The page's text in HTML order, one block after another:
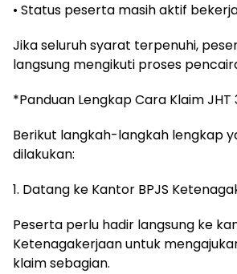
• Status peserta masih aktif
Jika seluruh syarat terpenuhi,
langsung mengikuti proses
*Panduan Lengkap Cara Klaim JHT
Berikut langkah-langkah lengkap
dilakukan:
1. Datang ke Kantor BPJS
Peserta perlu hadir langsung ke
Ketenagakerjaan untuk
klaim sebagian.